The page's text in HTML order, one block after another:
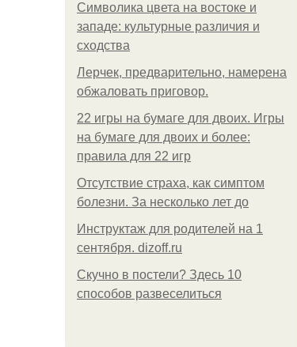
Символика цвета на востоке и
западе: культурные различия и
сходства
Лерчек, предварительно, намерена
обжаловать приговор.
22 игры на бумаге для двоих. Игры
на бумаге для двоих и более:
правила для 22 игр
Отсутствие страха, как симптом
болезни. За несколько лет до
Инструктаж для родителей на 1
сентября. dizoff.ru
Скучно в постели? Здесь 10
способов развеселиться